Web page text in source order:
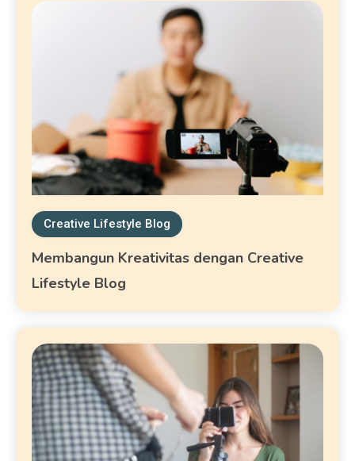
Creative Lifestyle Blog
Membangun Kreativitas dengan Creative
Lifestyle Blog